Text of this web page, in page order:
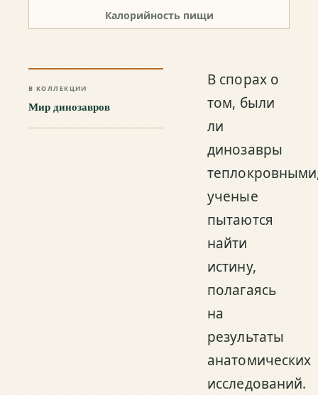
Калорийность пищи
В КОЛЛЕКЦИИ
Мир динозавров
В спорах о
том, были
ли
динозавры
ученые
пытаются
найти
истину,
полагаясь
на
результаты
анатомических
исследований.